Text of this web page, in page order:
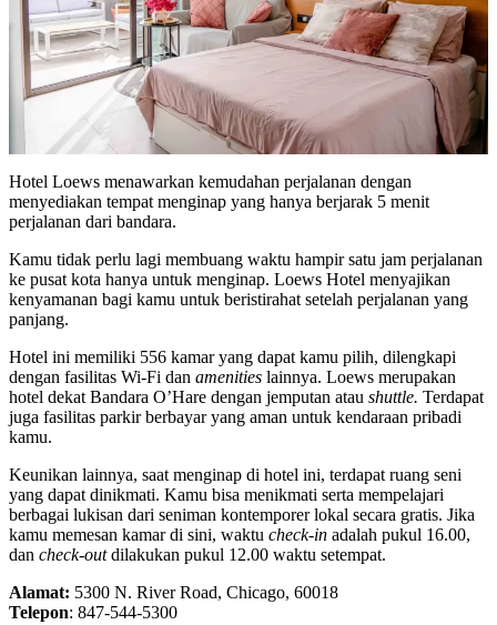
Hotel Loews menawarkan kemudahan perjalanan dengan
menyediakan tempat menginap yang hanya berjarak 5 menit
perjalanan dari bandara.
Kamu tidak perlu lagi membuang waktu hampir satu jam perjalanan
ke pusat kota hanya untuk menginap. Loews Hotel menyajikan
kenyamanan bagi kamu untuk beristirahat setelah perjalanan yang
panjang.
Hotel ini memiliki 556 kamar yang dapat kamu pilih, dilengkapi
dengan fasilitas Wi-Fi dan amenities lainnya. Loews merupakan
hotel dekat Bandara O’Hare dengan jemputan atau shuttle. Terdapat
juga fasilitas parkir berbayar yang aman untuk kendaraan pribadi
kamu.
Keunikan lainnya, saat menginap di hotel ini, terdapat ruang seni
yang dapat dinikmati. Kamu bisa menikmati serta mempelajari
berbagai lukisan dari seniman kontemporer lokal secara gratis. Jika
kamu memesan kamar di sini, waktu check-in adalah pukul 16.00,
dan check-outdilakukan pukul 12.00 waktu setempat.
Alamat: 5300 N. River Road, Chicago, 60018
Telepon: 847-544-5300